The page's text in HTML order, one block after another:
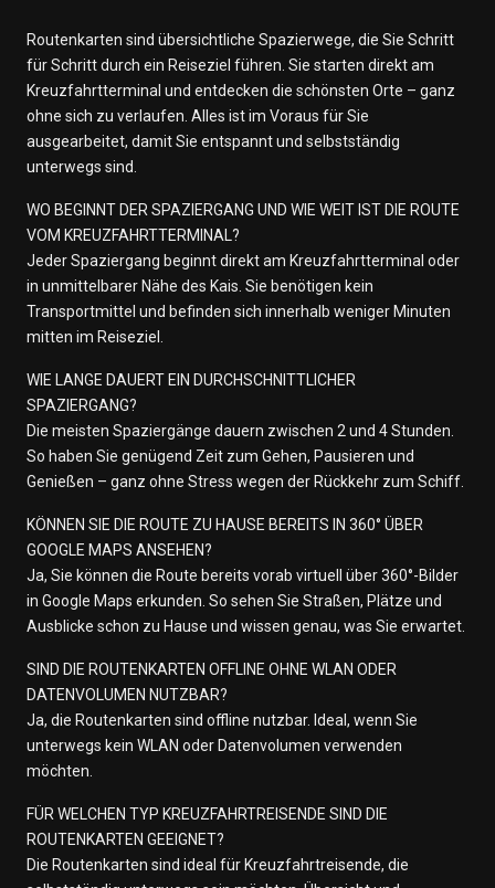
Routenkarten sind übersichtliche Spazierwege, die Sie Schritt
für Schritt durch ein Reiseziel führen. Sie starten direkt am
Kreuzfahrtterminal und entdecken die schönsten Orte – ganz
ohne sich zu verlaufen. Alles ist im Voraus für Sie
ausgearbeitet, damit Sie entspannt und selbstständig
unterwegs sind.
WO BEGINNT DER SPAZIERGANG UND WIE WEIT IST DIE ROUTE
VOM KREUZFAHRTTERMINAL?
Jeder Spaziergang beginnt direkt am Kreuzfahrtterminal oder
in unmittelbarer Nähe des Kais. Sie benötigen kein
Transportmittel und befinden sich innerhalb weniger Minuten
mitten im Reiseziel.
WIE LANGE DAUERT EIN DURCHSCHNITTLICHER
SPAZIERGANG?
Die meisten Spaziergänge dauern zwischen 2 und 4 Stunden.
So haben Sie genügend Zeit zum Gehen, Pausieren und
Genießen – ganz ohne Stress wegen der Rückkehr zum Schiff.
KÖNNEN SIE DIE ROUTE ZU HAUSE BEREITS IN 360° ÜBER
GOOGLE MAPS ANSEHEN?
Ja, Sie können die Route bereits vorab virtuell über 360°-Bilder
in Google Maps erkunden. So sehen Sie Straßen, Plätze und
Ausblicke schon zu Hause und wissen genau, was Sie erwartet.
SIND DIE ROUTENKARTEN OFFLINE OHNE WLAN ODER
DATENVOLUMEN NUTZBAR?
Ja, die Routenkarten sind offline nutzbar. Ideal, wenn Sie
unterwegs kein WLAN oder Datenvolumen verwenden
möchten.
FÜR WELCHEN TYP KREUZFAHRTREISENDE SIND DIE
ROUTENKARTEN GEEIGNET?
Die Routenkarten sind ideal für Kreuzfahrtreisende, die